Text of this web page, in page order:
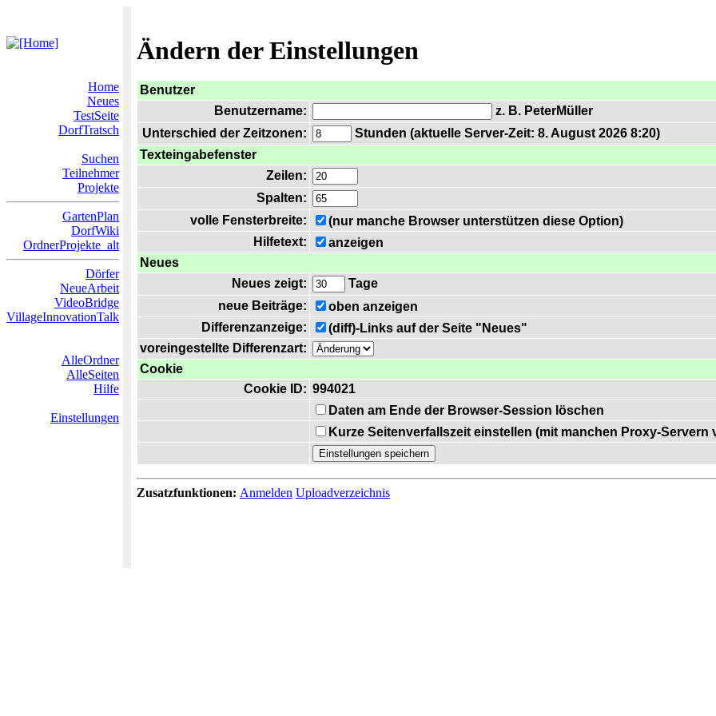
Ändern der Einstellungen
Home
Neues
TestSeite
DorfTratsch
Suchen
Teilnehmer
Projekte
GartenPlan
DorfWiki
OrdnerProjekte_alt
Dörfer
NeueArbeit
VideoBridge
VillageInnovationTalk
AlleOrdner
AlleSeiten
Hilfe
Einstellungen
Benutzer
Benutzername:
z. B. PeterMüller
Unterschied der Zeitzonen:
Stunden (aktuelle Server-Zeit: 8. August 2026 8:20)
Texteingabefenster
Zeilen:
Spalten:
volle Fensterbreite:
(nur manche Browser unterstützen diese Option)
Hilfetext:
anzeigen
Neues
Neues zeigt:
Tage
neue Beiträge:
oben anzeigen
Differenzanzeige:
(diff)-Links auf der Seite "Neues"
voreingestellte Differenzart:
Cookie
Cookie ID: 994021
Daten am Ende der Browser-Session löschen
Kurze Seitenverfallszeit einstellen (mit manchen Proxy-Servern
Zusatzfunktionen: Anmelden Uploadverzeichnis